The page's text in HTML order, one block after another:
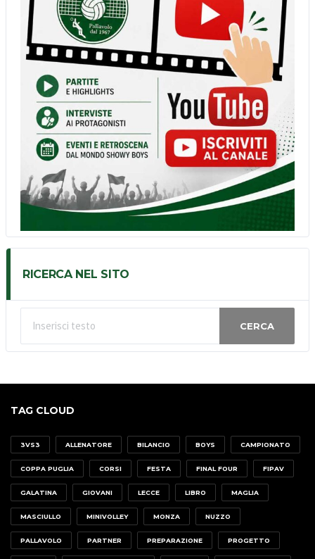
RICERCA NEL SITO
CERCA
TAG CLOUD
3VS3 ALLENATORE BILANCIO BOYS CAMPIONATO
COPPA PUGLIA CORSI FESTA FINAL FOUR FIPAV
GALATINA GIOVANI LECCE LIBRO MAGLIA
MASCIULLO MINIVOLLEY MONZA NUZZO
PALLAVOLO PARTNER PREPARAZIONE PROGETTO